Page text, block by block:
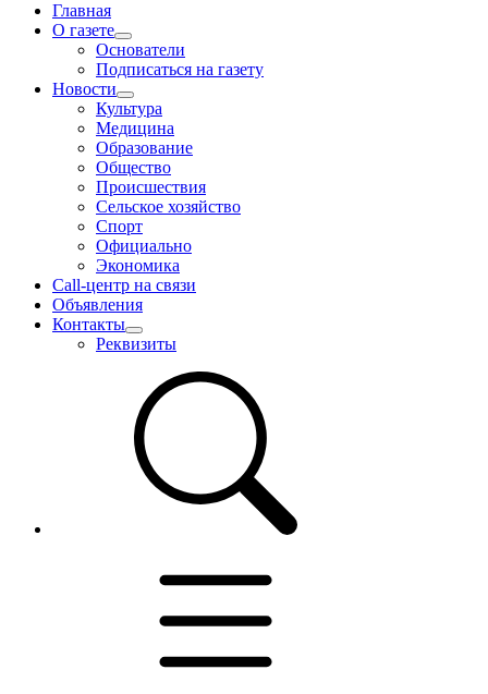
Главная
О газете
Основатели
Подписаться на газету
Новости
Культура
Медицина
Образование
Общество
Происшествия
Сельское хозяйство
Спорт
Официально
Экономика
Call-центр на связи
Объявления
Контакты
Реквизиты